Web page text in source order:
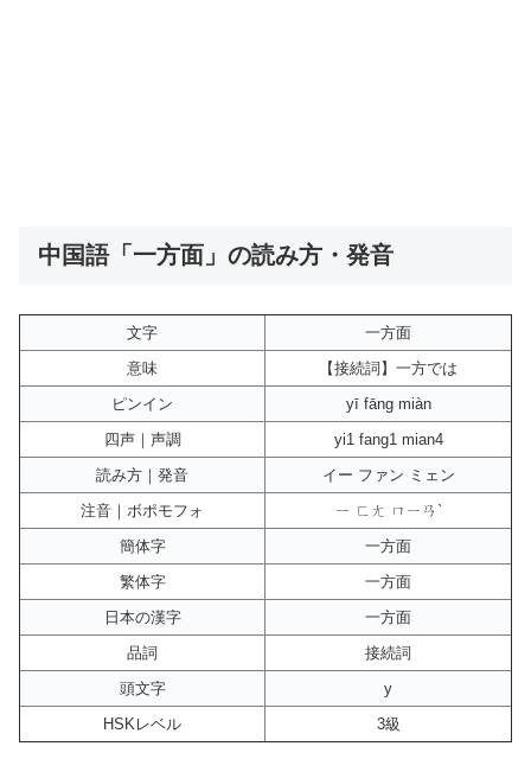
中国語「一方面」の読み方・発音
文字
一方面
意味
【接続詞】一方では
ピンイン
yī fāng miàn
四声｜声調
yi1 fang1 mian4
読み方｜発音
イー ファン ミェン
注音｜ボポモフォ
ㄧ ㄈㄤ ㄇㄧㄢˋ
簡体字
一方面
繁体字
一方面
日本の漢字
一方面
品詞
接続詞
頭文字
y
HSKレベル
3級